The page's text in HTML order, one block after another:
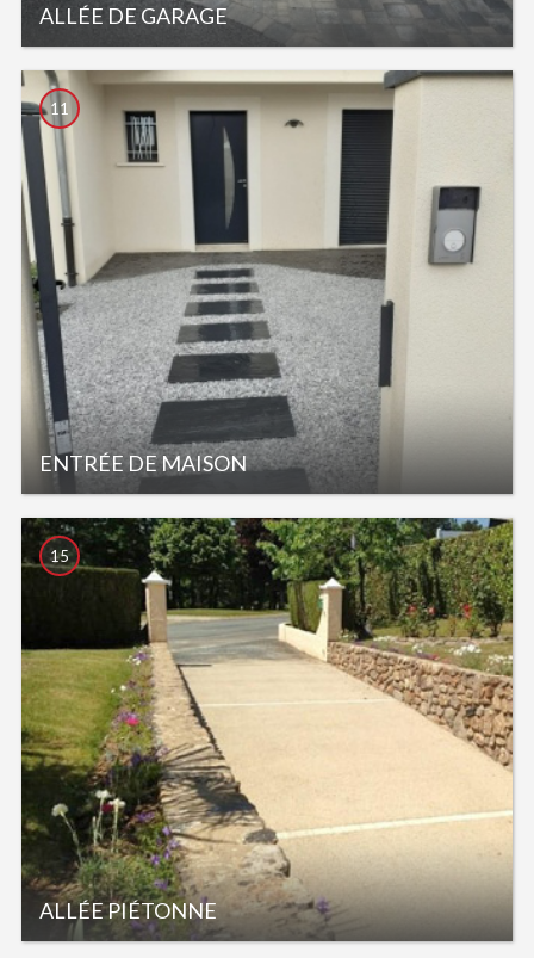
ALLÉE DE GARAGE
ENTRÉE DE MAISON
11
ALLÉE PIÉTONNE
15